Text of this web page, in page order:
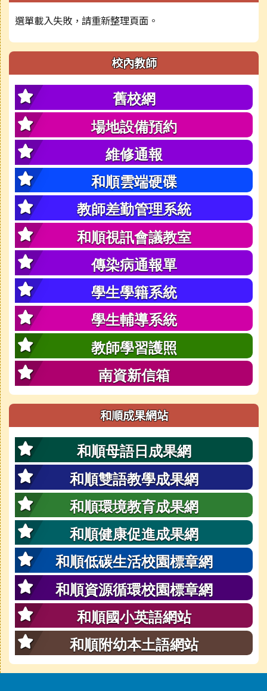
選單載入失敗，請重新整理頁面。
校內教師
舊校網
場地設備預約
維修通報
和順雲端硬碟
教師差勤管理系統
和順視訊會議教室
傳染病通報單
學生學籍系統
學生輔導系統
教師學習護照
南資新信箱
和順成果網站
和順母語日成果網
和順雙語教學成果網
和順環境教育成果網
和順健康促進成果網
和順低碳生活校園標章網
和順資源循環校園標章網
和順國小英語網站
和順附幼本土語網站